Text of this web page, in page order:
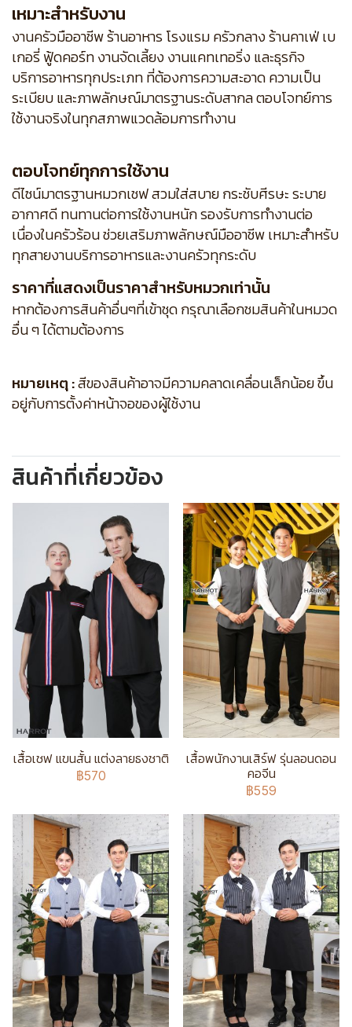
เหมาะสำหรับงาน
งานครัวมืออาชีพ ร้านอาหาร โรงแรม ครัวกลาง ร้านคาเฟ่ เบ
เกอรี่ ฟู้ดคอร์ท งานจัดเลี้ยง งานแคทเทอริ่ง และธุรกิจ
บริการอาหารทุกประเภท ที่ต้องการความสะอาด ความเป็น
ระเบียบ และภาพลักษณ์มาตรฐานระดับสากล ตอบโจทย์การ
ใช้งานจริงในทุกสภาพแวดล้อมการทำงาน
ตอบโจทย์ทุกการใช้งาน
ดีไซน์มาตรฐานหมวกเชฟ สวมใส่สบาย กระชับศีรษะ ระบาย
อากาศดี ทนทานต่อการใช้งานหนัก รองรับการทำงานต่อ
เนื่องในครัวร้อน ช่วยเสริมภาพลักษณ์มืออาชีพ เหมาะสำหรับ
ทุกสายงานบริการอาหารและงานครัวทุกระดับ
ราคาที่แสดงเป็นราคาสำหรับหมวกเท่านั้น
หากต้องการสินค้าอื่นๆที่เข้าชุด กรุณาเลือกชมสินค้าในหมวด
อื่น ๆ ได้ตามต้องการ
หมายเหตุ :สีของสินค้าอาจมีความคลาดเคลื่อนเล็กน้อย ขึ้น
อยู่กับการตั้งค่าหน้าจอของผู้ใช้งาน
สินค้าที่เกี่ยวข้อง
เสื้อเชฟ แขนสั้น แต่งลายธงชาติ
฿570
เสื้อพนักงานเสิร์ฟ รุ่นลอนดอน
คอจีน
฿559